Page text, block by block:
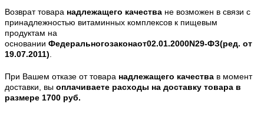
Возврат товара надлежащего качества не возможен в связи с
принадлежностью витаминных комплексов к пищевым
продуктам на
основании Федеральногозаконаот02.01.2000N29-ФЗ(ред. от
19.07.2011)
При Вашем отказе от товара надлежащего качества в момент
доставки, вы оплачиваете расходы на доставку товара в
размере 1700 руб.